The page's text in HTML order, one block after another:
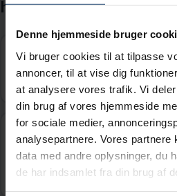
Denne hjemmeside bruger
Vi bruger cookies til at tilpasse
annoncer, til at vise dig
at analysere vores trafik. Vi
din brug af vores hjemmeside
for sociale medier,
analysepartnere. Vores partnere
data med andre oplysninger, du
de har indsamlet fra din brug af
hvad er så korrekt?
Kørekortet på min
Danmark.
Jeg skal også
jeg kører bil, selv om jeg
telefon.